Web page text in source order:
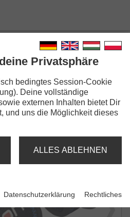
ROD
Privatsphäre
bedingtes Session-Cookie
Deine vollständige
externen Inhalten bietet Dir
und uns die Möglichkeit dieses
ALLES ABLEHNEN
Datenschutzerklärung Rechtliches